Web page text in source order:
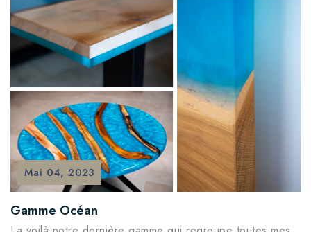
Mai 04, 2023
Gamme Océan